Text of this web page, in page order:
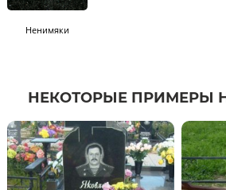
Ненимяки
НЕКОТОРЫЕ ПРИМЕРЫ